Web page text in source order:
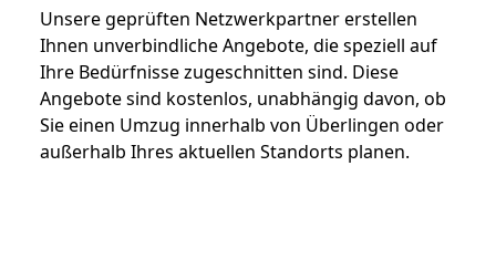
Unsere geprüften Netzwerkpartner erstellen
Ihnen unverbindliche Angebote, die speziell auf
Ihre Bedürfnisse zugeschnitten sind. Diese
Angebote sind kostenlos, unabhängig davon, ob
Sie einen Umzug innerhalb von Überlingen oder
außerhalb Ihres aktuellen Standorts planen.